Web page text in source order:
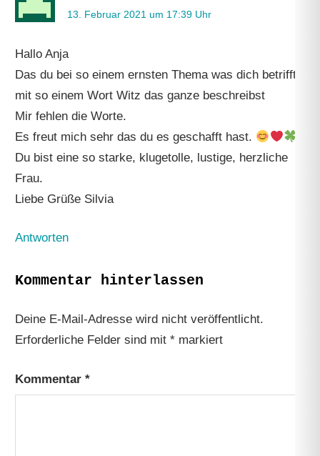
13. Februar 2021 um 17:39 Uhr
Hallo Anja
Das du bei so einem ernsten Thema was dich betrifft
mit so einem Wort Witz das ganze beschreibst
Mir fehlen die Worte.
Es freut mich sehr das du es geschafft hast.
Du bist eine so starke, klugetolle, lustige, herzliche
Frau.
Liebe Grüße Silvia
Antworten
Kommentar hinterlassen
Deine E-Mail-Adresse wird nicht veröffentlicht.
Erforderliche Felder sind mit* markiert
Kommentar*